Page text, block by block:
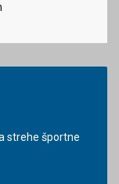
strehe športne